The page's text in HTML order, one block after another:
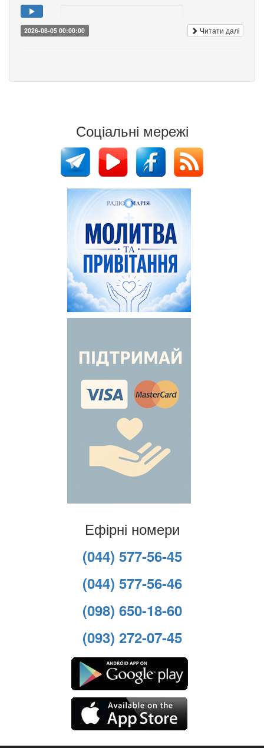
2026-08-05 00:00:00 Читати далі
Соціальні мережі
Ефірні номери
(044) 577-56-45
(044) 577-56-46
(098) 650-18-60
(093) 272-07-45